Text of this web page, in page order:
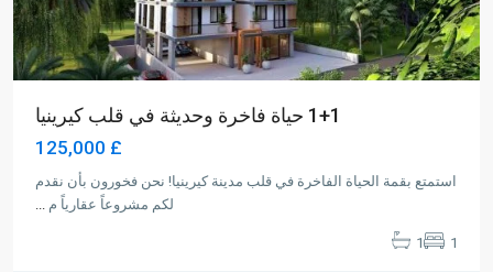
1+1 حياة فاخرة وحديثة في قلب كيرينيا
£ 125,000
استمتع بقمة الحياة الفاخرة في قلب مدينة كيرينيا! نحن فخورون بأن نقدم
لكم مشروعاً عقارياً م
1
1